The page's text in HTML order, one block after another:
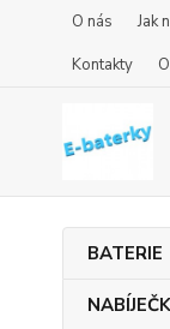
O nás Jak
Kontakty
BATERIE